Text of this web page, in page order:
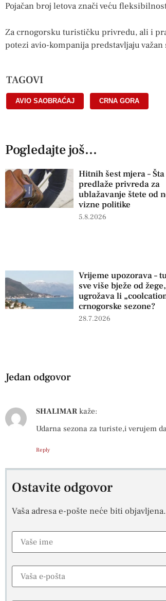
Pojačan broj letova znači veću
Za crnogorsku turističku privredu, ali i
potezi avio-kompanija predstavljaju
TAGOVI
AVIO SAOBRAĆAJ CRNA GORA
Pogledajte još...
Hitnih šest mjera – Šta
predlaže privreda za
ublažavanje štete od
vizne politike
5.8.2026
Vrijeme upozorava –
sve više bježe od žege,
ugrožava li
crnogorske sezone?
28.7.2026
Jedan odgovor
SHALIMAR kaže:
Udarna sezona za turiste,i verujem
Reply
Ostavite odgovor
Vaša adresa e-pošte neće biti objavljena.